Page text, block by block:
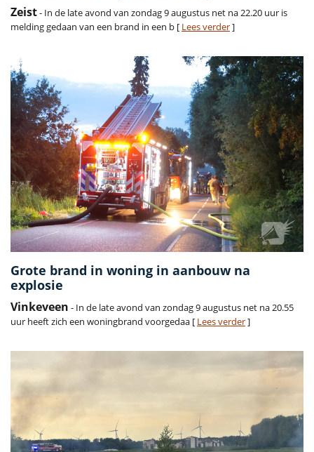
Zeist- In de late avond van zondag 9 augustus net na 22.20 uur is
melding gedaan van een brand in een b [ Lees verder]
Grote brand in woning in aanbouw na
explosie
Vinkeveen - In de late avond van zondag 9 augustus net na 20.55
uur heeft zich een woningbrand voorgedaa [ Lees verder]